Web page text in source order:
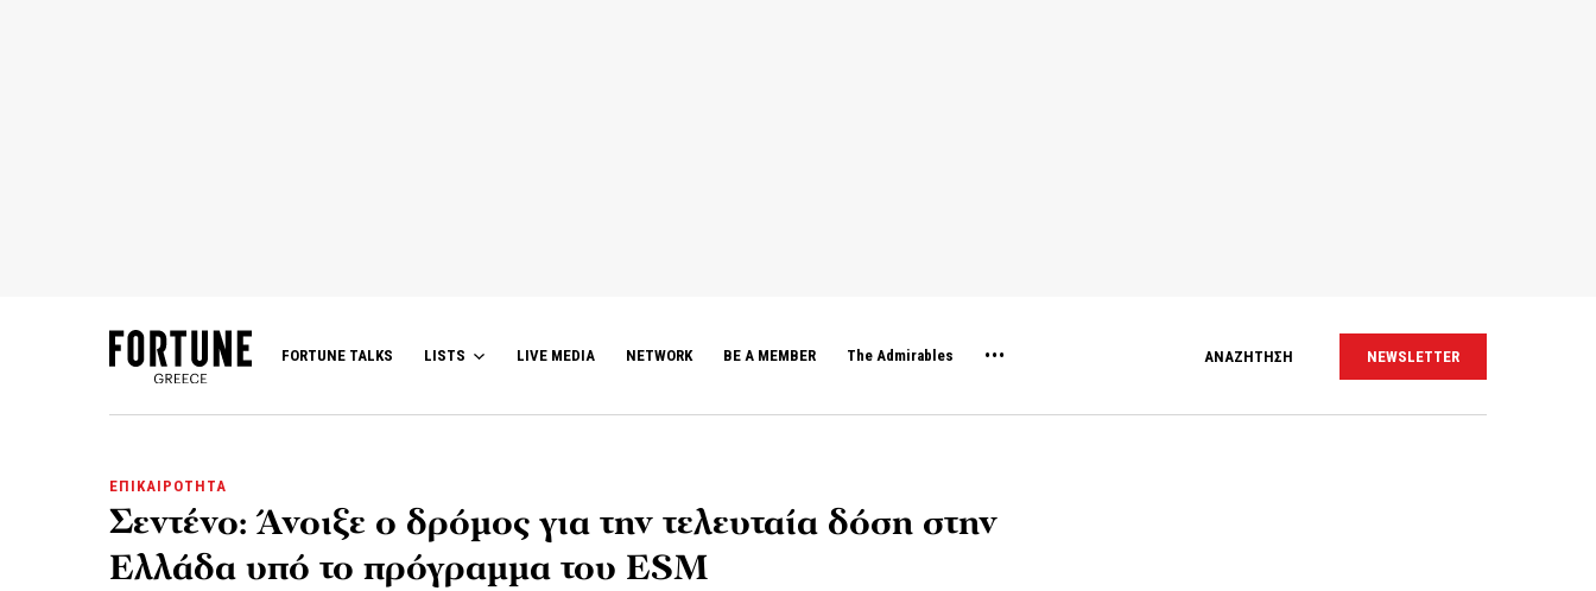
FORTUNE TALKS LISTS LIVE MEDIA NETWORK BE A MEMBER The Admirables ΑΝΑΖΗΤΗΣΗ NEWSLETTER
ΕΠΙΚΑΙΡΟΤΗΤΑ
Σεντένο: Άνοιξε ο δρόμος για την τελευταία δόση στην
Ελλάδα υπό το πρόγραμμα του ESM